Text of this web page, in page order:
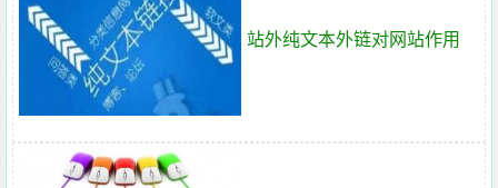
站外纯文本外链对网站作用